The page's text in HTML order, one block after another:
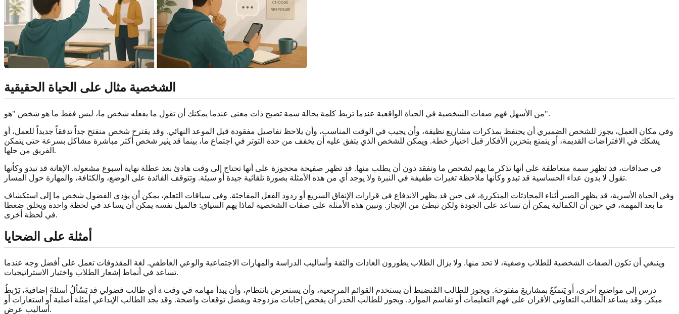
الشخصية مثال على الحياة الحقيقية
من الأسهل فهم صفات الشخصية في الحياة الواقعية عندما تربط كلمة بحالة سمة تصبح ذات معنى عندما يمكنك أن تقول ما يفعله شخص ما، ليس فقط ما هو شخص "هو".
وفي مكان العمل، يجوز للشخص الضميري أن يحتفظ بمذكرات مشاريع نظيفة، وأن يجيب في الوقت المناسب، وأن يلاحظ تفاصيل مفقودة قبل الموعد النهائي. وقد يقترح شخص منفتح جداً تدفقاً جديداً للعمل، أو
يشكك في الافتراضات القديمة، أو يتمتع بتخزين الأفكار قبل اختيار خطة. ويمكن للشخص الذي يتفق عليه أن يخفف من حدة التوتر في اجتماع ما، بينما قد يثير شخص أكثر مباشرة مشاكل بسرعة حتى يتمكن
الفريق من حلها.
في صداقات، قد تظهر سمة متعاطفة على أنها تذكر ما يهم لشخص ما وتفقد دون أن يطلب منها. قد تظهر صفيحة محجوزة على أنها تحتاج إلى وقت هادئ بعد عطلة نهاية أسبوع مشغولة. الإهانة قد تبدو وكأنها
تقول لا بدون عداء الحساسية قد تبدو وكأنها ملاحظة تغيرات طفيفة في النبرة ولا يوجد أي من هذه الأمثلة بصورة تلقائية جيدة أو سيئة. وتتوقف الفائدة على الوضع، والكثافة، والمهارة حول المسار.
وفي الحياة الأسرية، قد يظهر الصبر أثناء المحادثات المتكررة، في حين قد يظهر الاندفاع في قرارات الإنفاق السريع أو ردود الفعل المفاجئة. وفي سياقات التعلم، يمكن أن يؤدي الفضول شخص ما إلى استكشاف
ما بعد المهمة، في حين أن الكمالية يمكن أن تساعد على الجودة ولكن تبطئ من الإنجاز. وتبين هذه الأمثلة على صفات الشخصية لماذا يهم السياق: فالميل نفسه يمكن أن يساعد في لحظة واحدة ويخلق ضغطا
في لحظة أخرى.
أمثلة على الضحايا
وينبغي أن تكون الصفات الشخصية للطلاب وصفية، لا تحد منها. ولا يزال الطلاب يطورون العادات والثقة وأساليب الدراسة والمهارات الاجتماعية والوعي العاطفي. لغة المقذوفات تعمل على أفضل وجه عندما
تساعد في أنماط إشعار الطلاب واختيار الاستراتيجيات.
أي طالب فضولي قد يَسْألُ أسئلةَ إضافيةَ، يَرْبطُ a درس إلى مواضيعِ أخرى، أَو يَتمتّعُ بمشاريعَ مفتوحةَ. ويجوز للطالب المُنضبط أن يستخدم القوائم المرجعية، وأن يستعرض بانتظام، وأن يبدأ مهامه في وقت
مبكر. وقد يساعد الطالب التعاوني الأقران على فهم التعليمات أو تقاسم الموارد. ويجوز للطالب الحذر أن يفحص إجابات مزدوجة ويفضل توقعات واضحة. وقد يجد الطالب الإبداعي أمثلة أصلية أو استعارات أو
أساليب عرض.